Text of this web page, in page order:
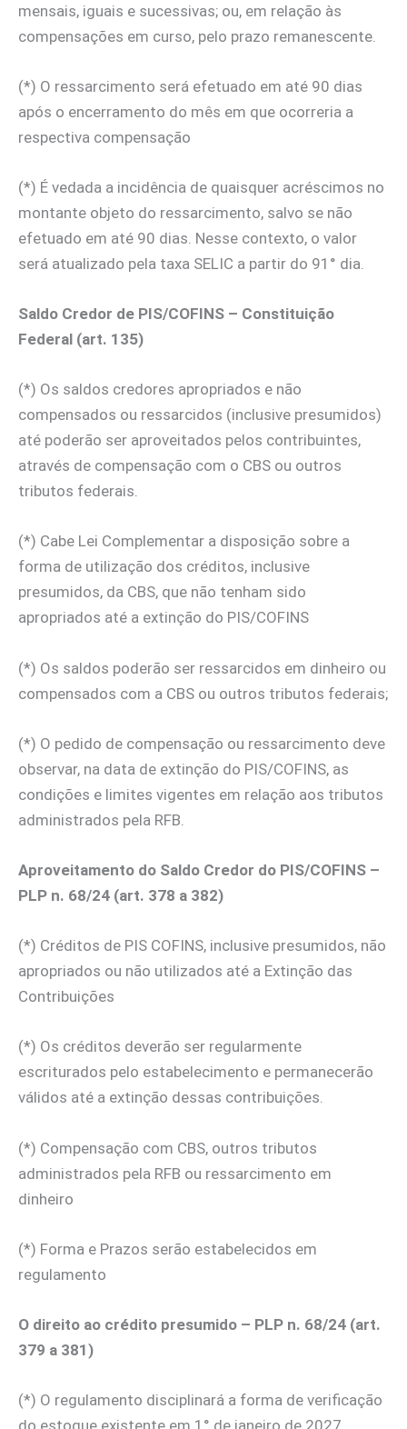
mensais, iguais e sucessivas; ou, em relação às
compensações em curso, pelo prazo remanescente.
(*) O ressarcimento será efetuado em até 90 dias
após o encerramento do mês em que ocorreria a
respectiva compensação
(*) É vedada a incidência de quaisquer acréscimos no
montante objeto do ressarcimento, salvo se não
efetuado em até 90 dias. Nesse contexto, o valor
será atualizado pela taxa SELIC a partir do 91° dia.
Saldo Credor de PIS/COFINS – Constituição
Federal (art. 135)
(*) Os saldos credores apropriados e não
compensados ou ressarcidos (inclusive presumidos)
até poderão ser aproveitados pelos contribuintes,
através de compensação com o CBS ou outros
tributos federais.
(*) Cabe Lei Complementar a disposição sobre a
forma de utilização dos créditos, inclusive
presumidos, da CBS, que não tenham sido
apropriados até a extinção do PIS/COFINS
(*) Os saldos poderão ser ressarcidos em dinheiro ou
compensados com a CBS ou outros tributos federais;
(*) O pedido de compensação ou ressarcimento deve
observar, na data de extinção do PIS/COFINS, as
condições e limites vigentes em relação aos tributos
administrados pela RFB.
Aproveitamento do Saldo Credor do PIS/COFINS –
PLP n. 68/24 (art. 378 a 382)
(*) Créditos de PIS COFINS, inclusive presumidos, não
apropriados ou não utilizados até a Extinção das
Contribuições
(*) Os créditos deverão ser regularmente
escriturados pelo estabelecimento e permanecerão
válidos até a extinção dessas contribuições.
(*) Compensação com CBS, outros tributos
administrados pela RFB ou ressarcimento em
dinheiro
(*) Forma e Prazos serão estabelecidos em
regulamento
O direito ao crédito presumido – PLP n. 68/24 (art.
379 a 381)
(*) O regulamento disciplinará a forma de verificação